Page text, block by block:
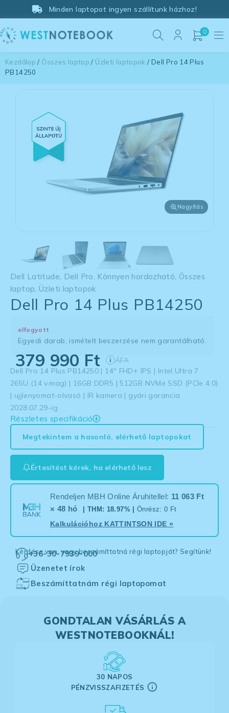
Minden laptopot ingyen szállítunk házhoz!
0
Kezdőlap / Összes laptop / Üzleti laptopok / Dell Pro 14 Plus
PB14250
Nagyítás
Dell Latitude, Dell Pro, Könnyen hordozható, Összes
laptop, Üzleti laptopok
Dell Pro 14 Plus PB14250
elfogyott
Egyedi darab, ismételt beszerzése nem garantálható.
379 990 Ft i ÁFA
Dell Pro 14 Plus PB14250 | 14″ FHD+ IPS | Intel Ultra 7
265U (14 v.mag) | 16GB DDR5 | 512GB NVMe SSD (PCIe 4.0)
| ujjlenyomat-olvasó | IR kamera | gyári garancia
2028.07.29-ig
Részletes specifikáció
Megtekintem a hasonló, elérhető laptopokat
Értesítést kérek, ha elérhető lesz
Rendeljen MBH Online Áruhitellel: 11 063 Ft
× 48 hó
| THM: 18.97% | Önrész: 0 Ft
Kalkulációhoz KATTINTSON IDE »
Kérdése van, vagy beszámíttatná régi laptopját? Segítünk!
+36-30-7939-000
Üzenetet írok
Beszámíttatnám régi laptopomat
GONDTALAN VÁSÁRLÁS A
WESTNOTEBOOKNÁL!
30 NAPOS
PÉNZVISSZAFIZETÉS